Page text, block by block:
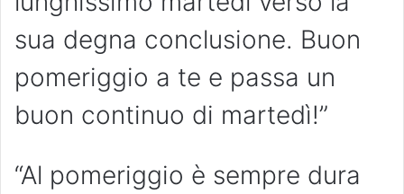
sua degna conclusione. Buon
pomeriggio a te e passa un
buon continuo di martedì!”
“Al pomeriggio è sempre dura